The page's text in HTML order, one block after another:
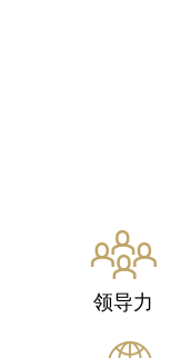
会计及信息管理